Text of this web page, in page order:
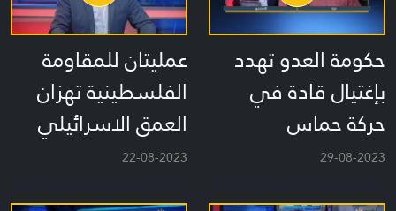
حكومة العدو تهدد
بإغتيال قادة في
حركة حماس
29-08-2023
عمليتان للمقاومة
الفلسطينية تهزان
العمق الاسرائيلي
22-08-2023